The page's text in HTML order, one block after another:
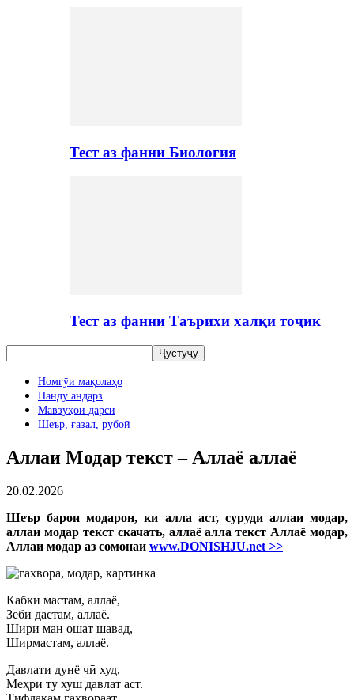
Тест аз фанни Биология
Тест аз фанни Таърихи халқи тоҷик
Номгӯи мақолаҳо
Панду андарз
Мавзӯҳои дарсӣ
Шеър, ғазал, рубоӣ
Аллаи Модар текст – Аллаё аллаё
20.02.2026
Шеър барои модарон, ки алла аст, суруди аллаи модар,
аллаи модар текст скачать, аллаё алла текст Аллаё модар,
Аллаи модар аз сомонаи www.DONISHJU.net >>
Кабки мастам, аллаё,
Зеби дастам, аллаё.
Шири ман ошат шавад,
Ширмастам, аллаё.
Давлати дунё чӣ худ,
Меҳри ту хуш давлат аст.